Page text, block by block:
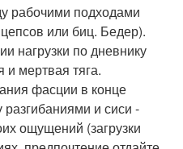
рабочими подходами
или биц. Бедер).
нагрузки по дневнику
мертвая тяга.
фасции в конце
и сиси -
ощущений (загрузки